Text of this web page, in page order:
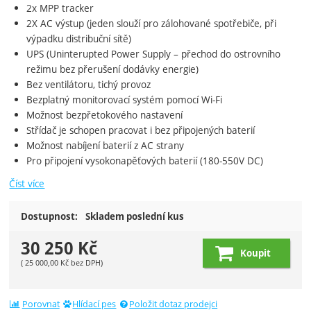
2x MPP tracker
2X AC výstup (jeden slouží pro zálohované spotřebiče, při
výpadku distribuční sítě)
UPS (Uninterupted Power Supply – přechod do ostrovního
režimu bez přerušení dodávky energie)
Bez ventilátoru, tichý provoz
Bezplatný monitorovací systém pomocí Wi-Fi
Možnost bezpřetokového nastavení
Střídač je schopen pracovat i bez připojených baterií
Možnost nabíjení baterií z AC strany
Pro připojení vysokonapěťových baterií (180-550V DC)
Číst více
Dostupnost: Skladem poslední kus
30 250 Kč
( 25 000,00 Kč bez DPH)
Koupit
Porovnat Hlídací pes Položit dotaz prodejci